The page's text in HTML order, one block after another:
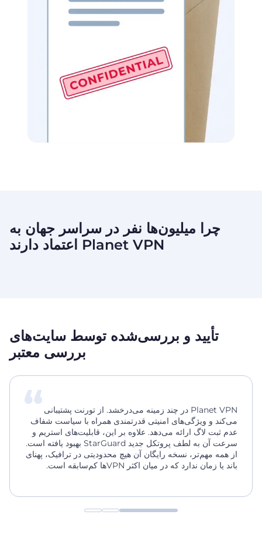
چرا میلیون‌ها نفر در سراسر جهان به
Planet VPN اعتماد دارند
تأیید و بررسی‌شده توسط سایت‌های
بررسی معتبر
Planet VPN در چند زمینه می‌درخشد. از تورنت پشتیبانی
می‌کند و ویژگی‌های امنیتی قدرتمندی همراه با سیاست شفاف
عدم ثبت لاگ ارائه می‌دهد. علاوه بر این، قابلیت‌های استریم و
سرعت آن به لطف پروتکل جدید StarGuard بهبود یافته است.
از همه مهم‌تر، نسخه رایگان آن هیچ محدودیتی در ترافیک، پهنای
باند یا زمان ندارد که در میان اکثر VPNها کم‌سابقه است.